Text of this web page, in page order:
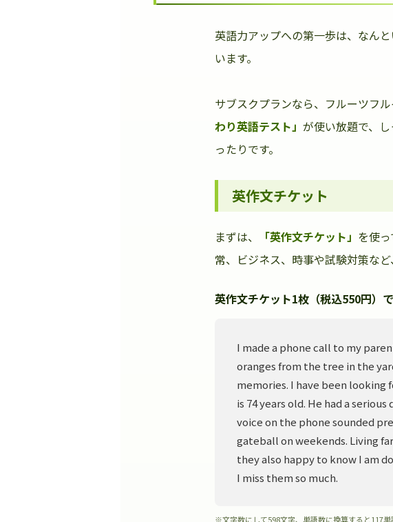
英語力アップへの第一歩は、なん
います。
サブスクプランなら、フルーツフ
わり英語テスト」 が使い放題で、
ったりです。
英作文チケット
まずは、 「英作文チケット」 を使
常、ビジネス、時事や試験対策な
英作文チケット1枚（税込550円）
I made a phone call to my
oranges from the tree in the
memories. I have been
is 74 years old. He had a
voice on the phone sounded
gateball on weekends. Living
they also happy to know I am
I miss them so much.
※文字数にして598文字、単語数に換算すると117単